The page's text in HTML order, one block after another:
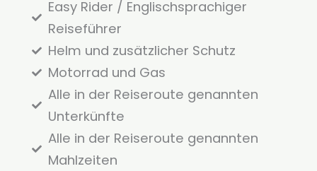
Easy Rider / Englischsprachiger
Reiseführer
Helm und zusätzlicher Schutz
Motorrad und Gas
Alle in der Reiseroute genannten
Unterkünfte
Alle in der Reiseroute genannten
Mahlzeiten